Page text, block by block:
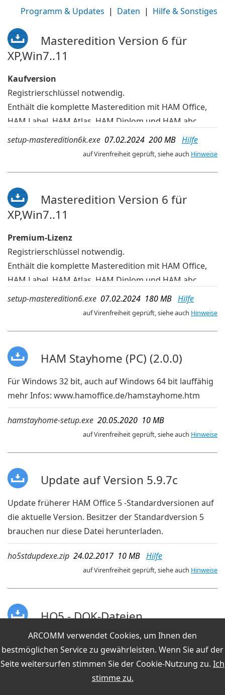
ARCOMM verwendet Cookies, um Ihnen den
bestmöglichen Service zu gewährleisten. Wenn Sie auf der
Seite weitersurfen stimmen Sie der Cookie-Nutzung zu. Ich
stimme zu.
Programm & Updates | Daten | Hilfe & Sonstiges
Masteredition Version 6 für
XP,Win7..11
Kaufversion
Registrierschlüssel notwendig.
Enthält die komplette Masteredition mit HAM Office,
HAM Label, HAM Atlas, HAM Diplom und HAM abc
Bei der Installation wählt man aus, welche Programme
davon tatsächlich installiert werden
deutsche Sprache
setup-masteredition6k.exe 07.02.2024 200 MB Hilfe
auf Virenfreiheit geprüft, siehe auch Hinweise
Masteredition Version 6 für
XP,Win7..11
Premium-Lizenz
Registrierschlüssel notwendig.
Enthält die komplette Masteredition mit HAM Office,
HAM Label, HAM Atlas, HAM Diplom und HAM abc
Bei der Installation wählt man aus, welche Programme
davon tatsächlich installiert werden
deutsche Sprache
setup-masteredition6.exe 07.02.2024 180 MB Hilfe
auf Virenfreiheit geprüft, siehe auch Hinweise
HAM Stayhome (PC) (2.0.0)
Für Windows 32 bit, auch auf Windows 64 bit lauffähig
mehr Infos: www.hamoffice.de/hamstayhome.htm
hamstayhome-setup.exe 20.05.2020 10 MB
auf Virenfreiheit geprüft, siehe auch Hinweise
Update auf Version 5.9.7c
Update früherer HAM Office 5 -Standardversionen auf
die aktuelle Version. Besitzer der Standardversion 5
brauchen nur diese Datei herunterladen.
ho5stdupdexe.zip 24.02.2017 10 MB Hilfe
auf Virenfreiheit geprüft, siehe auch Hinweise
HO5 - DOK-Dateien
für HAM Office 5
ho5dok.zip30.11.2016 500 kBHilfe